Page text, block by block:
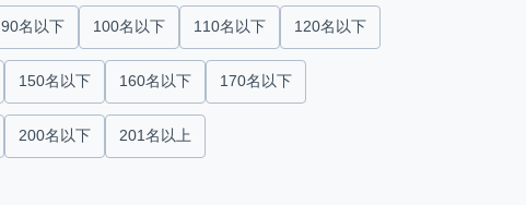
90名以下 100名以下 110名以下 120名以下
150名以下 160名以下 170名以下
200名以下 201名以上